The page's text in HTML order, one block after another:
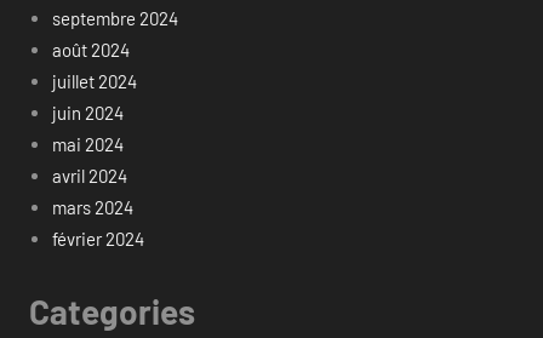
septembre 2024
août 2024
juillet 2024
juin 2024
mai 2024
avril 2024
mars 2024
février 2024
Categories